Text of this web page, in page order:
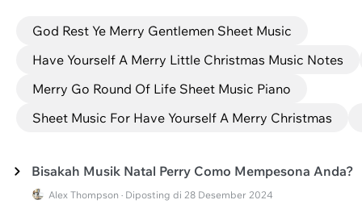
God Rest Ye Merry Gentlemen Sheet Music
Have Yourself A Merry Little Christmas Music Notes
Merry Go Round Of Life Sheet Music Piano
Sheet Music For Have Yourself A Merry Christmas
Bisakah Musik Natal Perry Como Mempesona Anda?
Alex Thompson · Diposting di 28 Desember 2024